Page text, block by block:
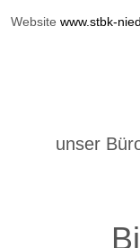
Website www.stbk-
unser